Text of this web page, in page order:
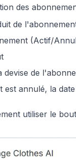
des
de
(Actif/
devise de
est annulé, la
utiliser le